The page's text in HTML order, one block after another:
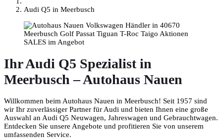
Audi Q5 in Meerbusch
Ihr Audi Q5 Spezialist in
Meerbusch – Autohaus Nauen
Willkommen beim Autohaus Nauen in Meerbusch! Seit 1957 sind
wir Ihr zuverlässiger Partner für Audi und bieten Ihnen eine große
Auswahl an Audi Q5 Neuwagen, Jahreswagen und Gebrauchtwagen.
Entdecken Sie unsere Angebote und profitieren Sie von unserem
umfassenden Service.